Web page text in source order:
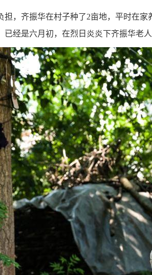
担，齐振华在村子种了2亩地，平时在家
已经是六月初，在烈日炎炎下齐振华老